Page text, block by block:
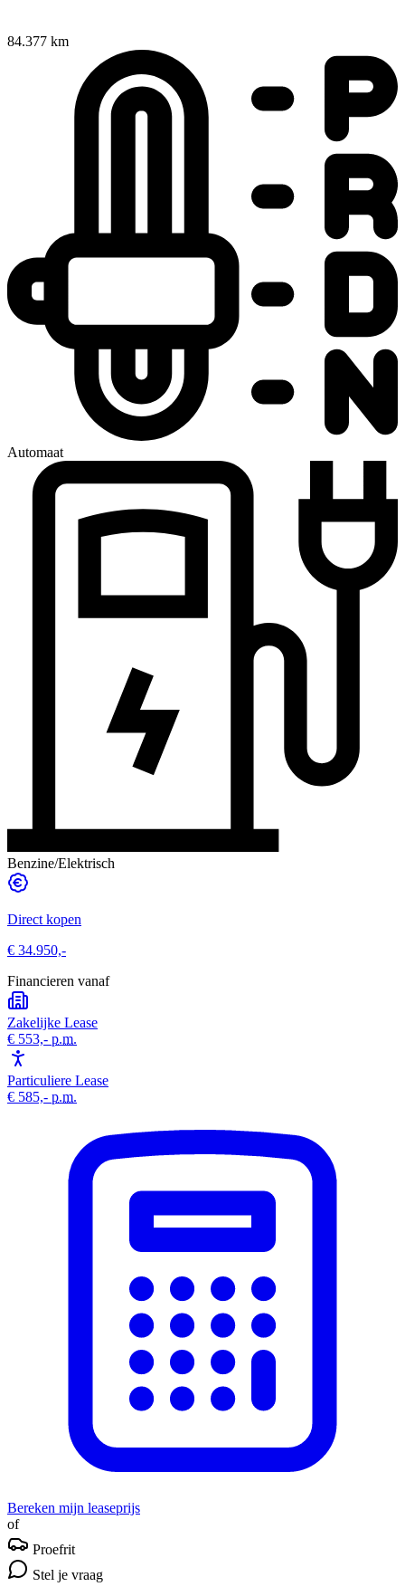
84.377 km
Automaat
Benzine/Elektrisch
Direct kopen
€ 34.950,-
Financieren vanaf
Zakelijke Lease
€ 553,- p.m.
Particuliere Lease
€ 585,- p.m.
Bereken mijn leaseprijs
of
Proefrit
Stel je vraag